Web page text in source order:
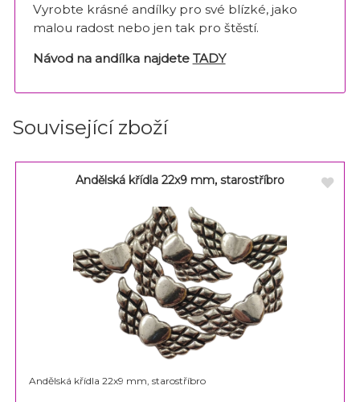
Vyrobte krásné andílky pro své blízké, jako
malou radost nebo jen tak pro štěstí.
Návod na andílka najdete TADY
Související zboží
Andělská křídla 22x9 mm, starostříbro
Andělská křídla 22x9 mm, starostříbro